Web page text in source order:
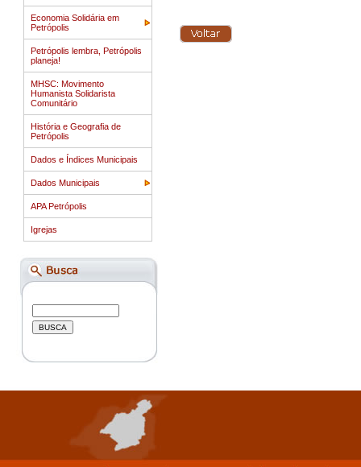
Economia Solidária em
Petrópolis
Petrópolis lembra, Petrópolis
planeja!
MHSC: Movimento
Humanista Solidarista
Comunitário
História e Geografia de
Petrópolis
Dados e Índices Municipais
Dados Municipais
APA Petrópolis
Igrejas